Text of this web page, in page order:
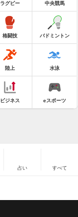
ラグビー 中央競馬
格闘技 バドミントン
陸上 水泳
ビジネス eスポーツ
占い すべて